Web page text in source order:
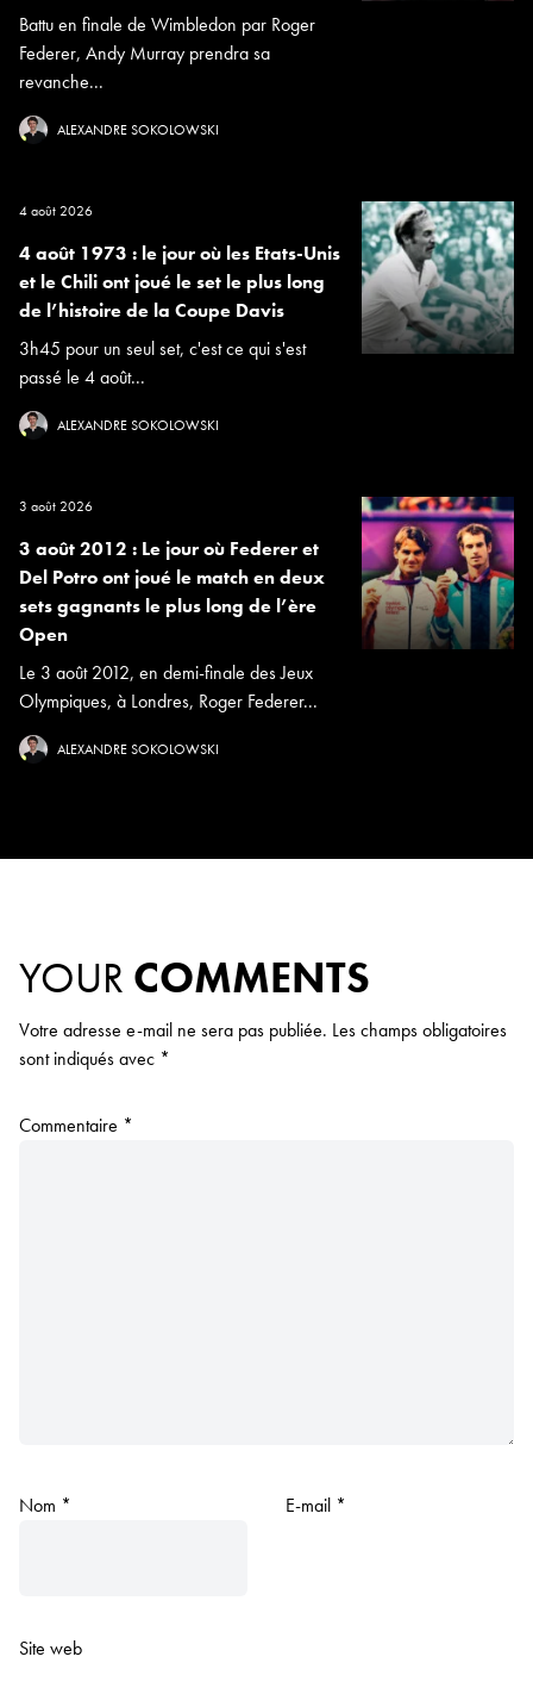
Battu en finale de Wimbledon par Roger
Federer, Andy Murray prendra sa
revanche...
ALEXANDRE SOKOLOWSKI
4 août 2026
4 août 1973 : le jour où les Etats-Unis
et le Chili ont joué le set le plus long
de l’histoire de la Coupe Davis
3h45 pour un seul set, c'est ce qui s'est
passé le 4 août...
ALEXANDRE SOKOLOWSKI
3 août 2026
3 août 2012 : Le jour où Federer et
Del Potro ont joué le match en deux
sets gagnants le plus long de l’ère
Open
Le 3 août 2012, en demi-finale des Jeux
Olympiques, à Londres, Roger Federer...
ALEXANDRE SOKOLOWSKI
YOUR COMMENTS
Votre adresse e-mail ne sera pas publiée. Les champs obligatoires
sont indiqués avec *
Commentaire *
Nom * E-mail *
Site web